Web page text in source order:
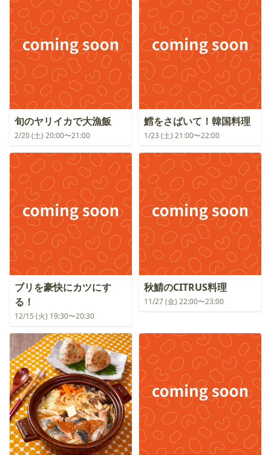
旬のヤリイカで大漁飯
2/20 (土) 20:00〜21:00
鱈をさばいて！韓国料理
1/23 (土) 21:00〜22:00
ブリを豪快にカツにす
る！
12/15 (火) 19:30〜20:30
秋鯖のCITRUS料理
11/27 (金) 22:00〜23:00